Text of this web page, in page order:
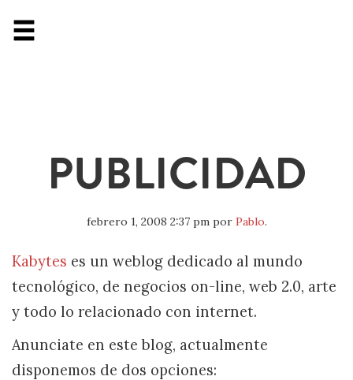
PUBLICIDAD
febrero 1, 2008 2:37 pmpor Pablo.
Kabytes es un weblog dedicado al mundo
tecnológico, de negocios on-line, web 2.0, arte
y todo lo relacionado con internet.
Anunciate en este blog, actualmente
disponemos de dos opciones: